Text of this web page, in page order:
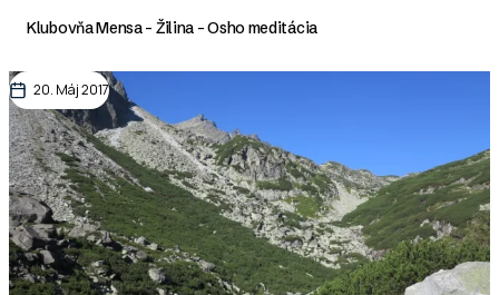
Klubovňa Mensa - Žilina - Osho meditácia
20. Máj 2017